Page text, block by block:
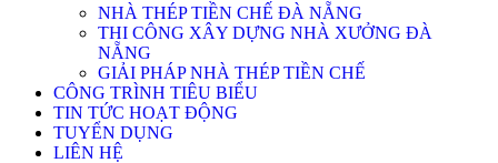
NHÀ THÉP TIỀN CHẾ ĐÀ NẴNG
THI CÔNG XÂY DỰNG NHÀ XƯỞNG ĐÀ
NẴNG
GIẢI PHÁP NHÀ THÉP TIỀN CHẾ
CÔNG TRÌNH TIÊU BIỂU
TIN TỨC HOẠT ĐỘNG
TUYỂN DỤNG
LIÊN HỆ